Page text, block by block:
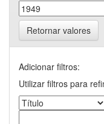
Retornar valores
Adicionar filtros:
Utilizar filtros para